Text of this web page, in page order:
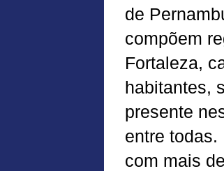
de
compõem
Fortaleza,
habitantes,
presente
entre todas.
com mais